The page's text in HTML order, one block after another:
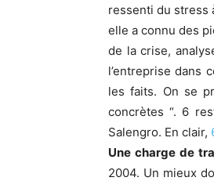
ressenti du stress
elle a connu des
de la crise,
l’entreprise dans
les faits. On se
concrètes “. 6
Salengro. En clair,
Une charge de
2004. Un mieux